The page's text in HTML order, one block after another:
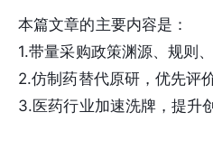
本篇文章的主要内容是：
1.带量采购政策渊源、规则
2.仿制药替代原研，优先评
3.医药行业加速洗牌，提升